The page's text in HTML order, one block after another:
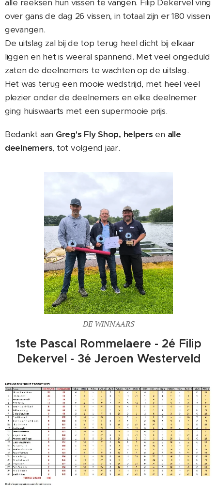
alle reeksen hun vissen te vangen. Filip Dekervel ving
over gans de dag 26 vissen, in totaal zijn er 180 vissen
gevangen.
De uitslag zal bij de top terug heel dicht bij elkaar
liggen en het is weeral spannend. Met veel ongeduld
zaten de deelnemers te wachten op de uitslag.
Het was terug een mooie wedstrijd, met heel veel
plezier onder de deelnemers en elke deelnemer
ging huiswaarts met een supermooie prijs.
Bedankt aan Greg's Fly Shop, helpers en alle
deelnemers, tot volgend jaar.
DE WINNAARS
1ste Pascal Rommelaere - 2é Filip
Dekervel - 3é Jeroen Westerveld